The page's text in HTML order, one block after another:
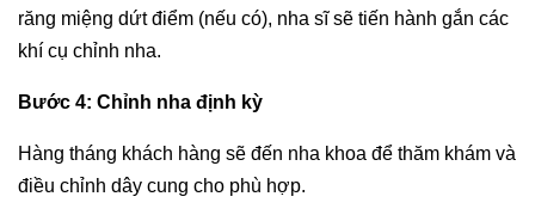
răng miệng dứt điểm (nếu có), nha sĩ sẽ tiến hành gắn các
khí cụ chỉnh nha.
Bước 4: Chỉnh nha định kỳ
Hàng tháng khách hàng sẽ đến nha khoa để thăm khám và
điều chỉnh dây cung cho phù hợp.